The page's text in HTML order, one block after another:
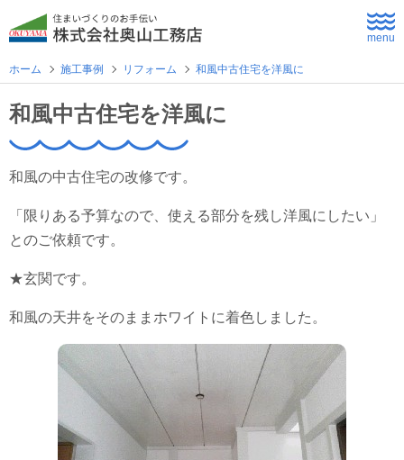
menu
ホーム
よくあるご質問
採用情報
新築住宅
リフォーム
ホーム 施工事例 リフォーム 和風中古住宅を洋風に
和風中古住宅を洋風に
和風の中古住宅の改修です。
「限りある予算なので、使える部分を残し洋風にしたい」
とのご依頼です。
★玄関です。
和風の天井をそのままホワイトに着色しました。